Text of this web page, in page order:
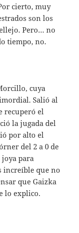
cierto, muy
son los
Pero… no
tiempo, no.
cuya
Salió al
recuperó el
la jugada del
por alto el
del 2 a 0 de
para
increíble que no
que Gaizka
lo explico.